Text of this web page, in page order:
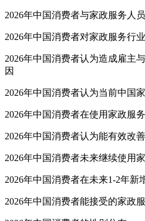
2026年中国消费者与家政服务人
2026年中国消费者对家政服务行
2026年中国消费者认为造成雇主
因
2026年中国消费者认为当前中国
2026年中国消费者在使用家政服
2026年中国消费者认为能有效改
2026年中国消费者未来继续使用
2026年中国消费者在未来1-2年新
2026年中国消费者能接受的家政